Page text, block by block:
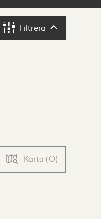
Filtrera Filtrera
Karta (0)